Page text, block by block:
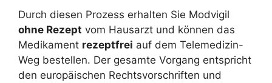
Durch diesen Prozess erhalten Sie Modvigil
ohne Rezept vom Hausarzt und können das
Medikament rezeptfrei auf dem Telemedizin-
Weg bestellen. Der gesamte Vorgang entspricht
den europäischen Rechtsvorschriften und